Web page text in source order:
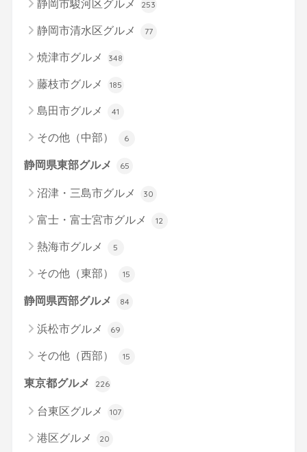
静岡市駿河区グルメ 253
静岡市清水区グルメ 77
焼津市グルメ 348
藤枝市グルメ 185
島田市グルメ 41
その他（中部） 6
静岡県東部グルメ 65
沼津・三島市グルメ 30
富士・富士宮市グルメ 12
熱海市グルメ 5
その他（東部） 15
静岡県西部グルメ 84
浜松市グルメ 69
その他（西部） 15
東京都グルメ 226
台東区グルメ 107
港区グルメ 20